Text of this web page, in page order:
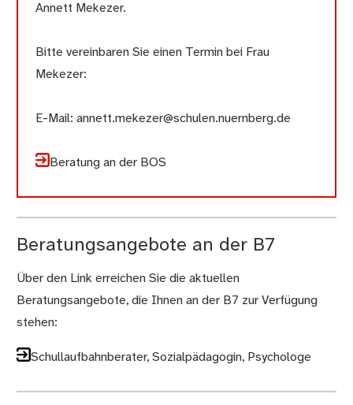
Annett Mekezer.
Bitte vereinbaren Sie einen Termin bei Frau
Mekezer:
E-Mail: annett.mekezer@schulen.nuernberg.de
Beratung an der BOS
Beratungsangebote an der B7
Über den Link erreichen Sie die aktuellen
Beratungsangebote, die Ihnen an der B7 zur Verfügung
stehen:
Schullaufbahnberater, Sozialpädagogin, Psychologe